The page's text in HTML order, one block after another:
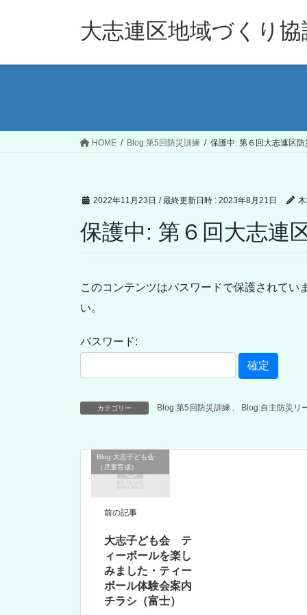
大志連区地域づくり協
HOME Blog:第5回防災訓練 保護中: 第６回大志連区防
2022年11月23日 / 最終更新日時 : 2023年8月21日
保護中: 第６回大志連
このコンテンツはパスワードで保護されてい
い。
パスワード:
カテゴリー Blog:第5回防災訓練 Blog:自主防災リ
Blog:大志子ども会
（児童育成）
前の記事
大志子ども会 テ
ィーボールを楽し
みました・ティー
ボール体験会案内
チラシ（富士）